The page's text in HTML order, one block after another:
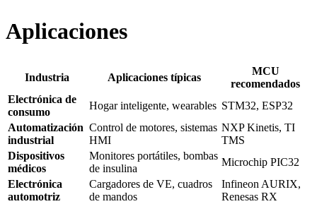
Aplicaciones
Industria Aplicaciones típicas
MCU
recomendados
Electrónica de
consumo
Hogar inteligente, wearables STM32, ESP32
Automatización
industrial
Control de motores, sistemas
HMI
NXP Kinetis, TI
TMS
Dispositivos
médicos
Monitores portátiles, bombas
de insulina
Microchip PIC32
Electrónica
automotriz
Cargadores de VE, cuadros
de mandos
Infineon AURIX,
Renesas RX